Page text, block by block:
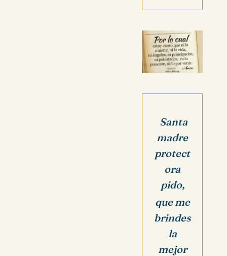
Santa
madre
protect
ora
pido,
que me
brindes
la
mejor